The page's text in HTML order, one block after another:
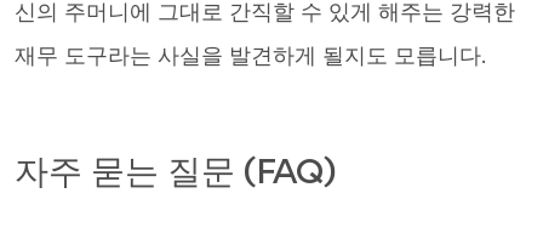
신의 주머니에 그대로 간직할 수 있게 해주는 강력한
재무 도구라는 사실을 발견하게 될지도 모릅니다.
자주 묻는 질문 (FAQ)